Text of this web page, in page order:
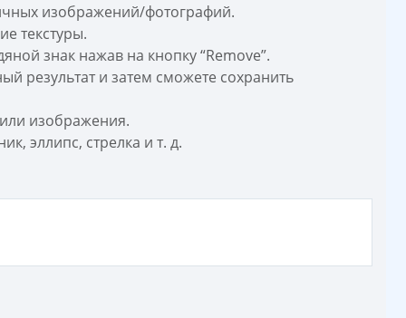
изображений/фотографий.
текстуры.
знак нажав на кнопку “Remove”.
результат и затем сможете сохранить
изображения.
эллипс, стрелка и т. д.